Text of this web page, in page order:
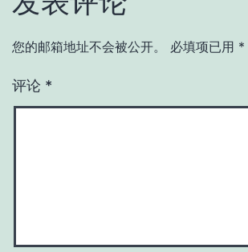
您的邮箱地址不会被公开。 必填项已用 *
评论 *